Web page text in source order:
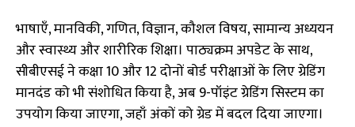
भाषाएँ, मानविकी, गणित, विज्ञान, कौशल विषय, सामान्य अध्ययन
और स्वास्थ्य और शारीरिक शिक्षा। पाठ्यक्रम अपडेट के साथ,
सीबीएसई ने कक्षा 10 और 12 दोनों बोर्ड परीक्षाओं के लिए ग्रेडिंग
मानदंड को भी संशोधित किया है, अब 9-पॉइंट ग्रेडिंग सिस्टम का
उपयोग किया जाएगा, जहाँ अंकों को ग्रेड में बदल दिया जाएगा।